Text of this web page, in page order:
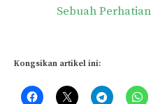
Sebuah Perhatian
Kongsikan artikel ini: